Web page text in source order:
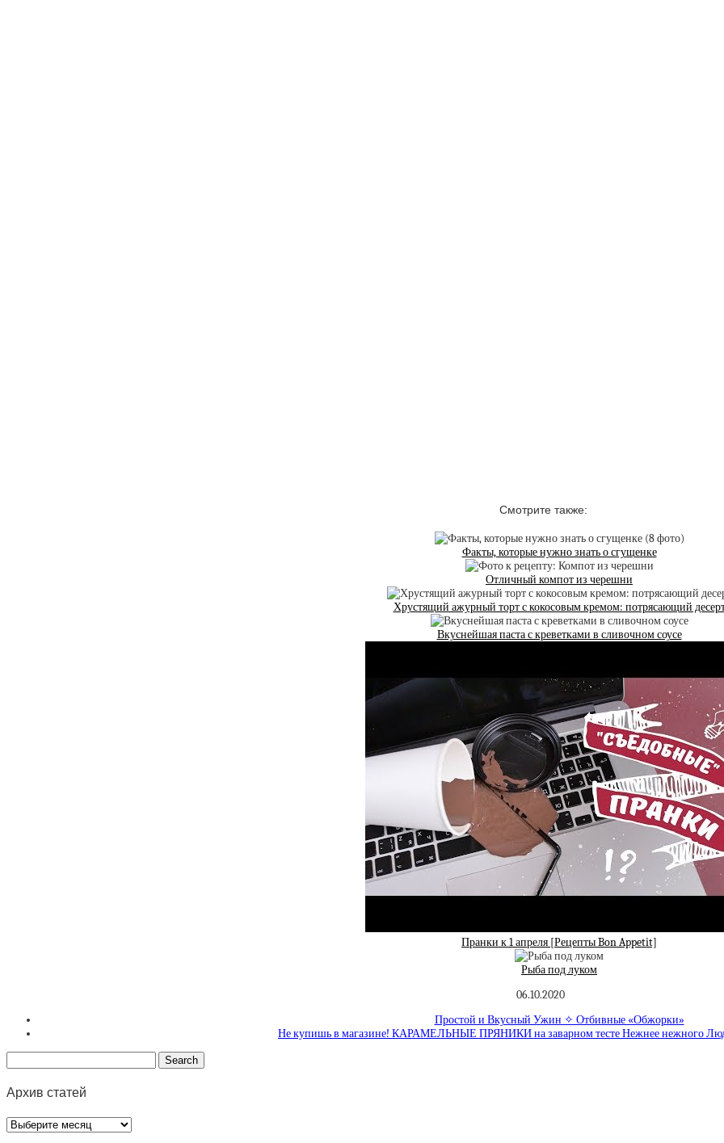
Смотрите также:
Факты, которые нужно знать о сгущенке
Отличный компот из черешни
Хрустящий ажурный торт с кокосовым кремом: потрясающий
Вкуснейшая паста с креветками в сливочном соусе
Пранки к 1 апреля [Рецепты Bon Appetit]
Рыба под луком
06.10.2020
Простой и Вкусный Ужин ✧ Отбивные «Обжорки»
Не купишь в магазине! КАРАМЕЛЬНЫЕ ПРЯНИКИ на заварном тесте Нежнее нежного
Архив статей
Архив
статей